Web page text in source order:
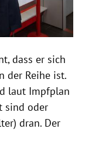
dass er sich
der Reihe ist.
laut Impfplan
sind oder
dran. Der